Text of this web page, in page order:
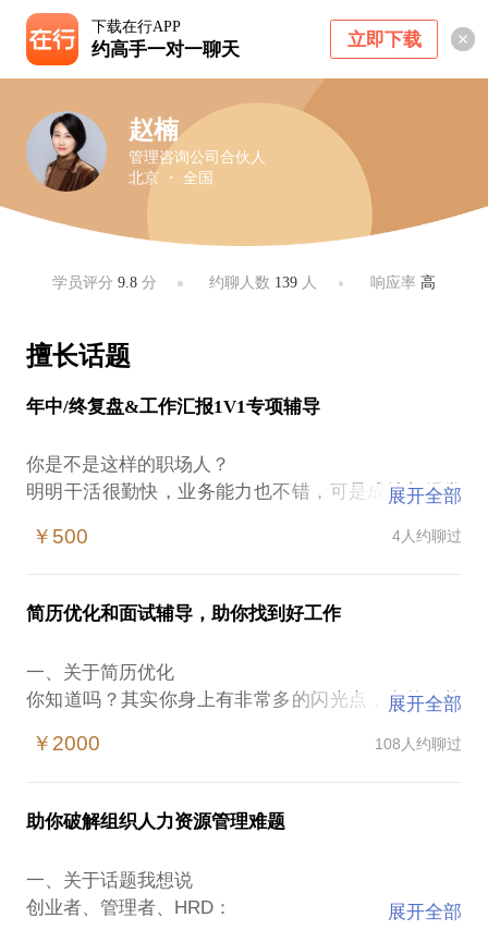
下载在行APP
约高手一对一聊天 立即下载
赵楠
管理咨询公司合伙人
北京 ・ 全国
学员评分9.8 分 约聊人数 139 人 响应率 高
擅长话题
年中/终复盘&工作汇报1V1专项辅导
你是不是这样的职场人？
明明干活很勤快，业务能力也不错，可是成绩却经常
平时工作勤勤恳恳、付出不少，但到了给领导汇报的
时候，脑海中没条理，紧张得说不出话来，不仅无缘
能力产生了怀疑。
你是否遇到过这样的尴尬境地？
盘汇报的时候，秀不出高光点，争取不到嘉奖和资
在楠姐过往陪伴支持伙伴的过程中，发现「会做不会
展开全部
￥500 4人约聊过
简历优化和面试辅导，助你找到好工作
一、关于简历优化
你知道吗？其实你身上有非常多的闪光点，有的可能
你挖掘并呈现在你的眼前。
的你，而这些独特的经历或特殊阶段让你积累了非常
优秀的经验，但不自知、缺乏横向信息对照或千篇一
你知道吗？对照你不可复制的经验、资源、专业能
力、学习能力......可能有更适合你的职业赛道。
展开全部
￥2000 108人约聊过
助你破解组织人力资源管理难题
一、关于话题我想说
创业者、管理者、HRD：
展开全部